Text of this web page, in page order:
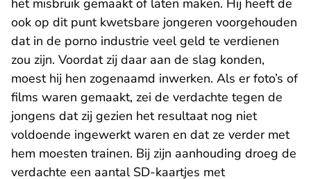
het misbruik gemaakt of laten maken. Hij heeft de
ook op dit punt kwetsbare jongeren voorgehouden
dat in de porno industrie veel geld te verdienen
zou zijn. Voordat zij daar aan de slag konden,
moest hij hen zogenaamd inwerken. Als er foto’s of
films waren gemaakt, zei de verdachte tegen de
jongens dat zij gezien het resultaat nog niet
voldoende ingewerkt waren en dat ze verder met
hem moesten trainen. Bij zijn aanhouding droeg de
verdachte een aantal SD-kaartjes met